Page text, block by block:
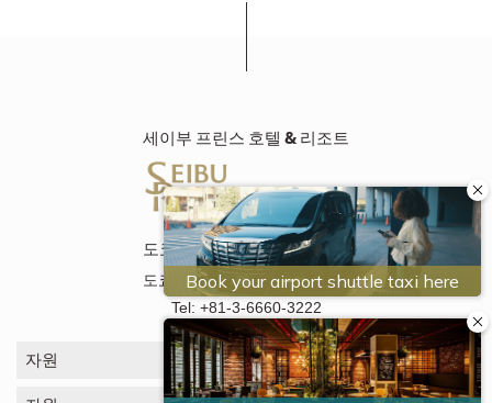
세이부 프린스 호텔 & 리조트
도쿄 베이 시오미 프린스호텔
도쿄도 고토구 시오미 2-8―16
Tel: +81-3-6660-3222
자원